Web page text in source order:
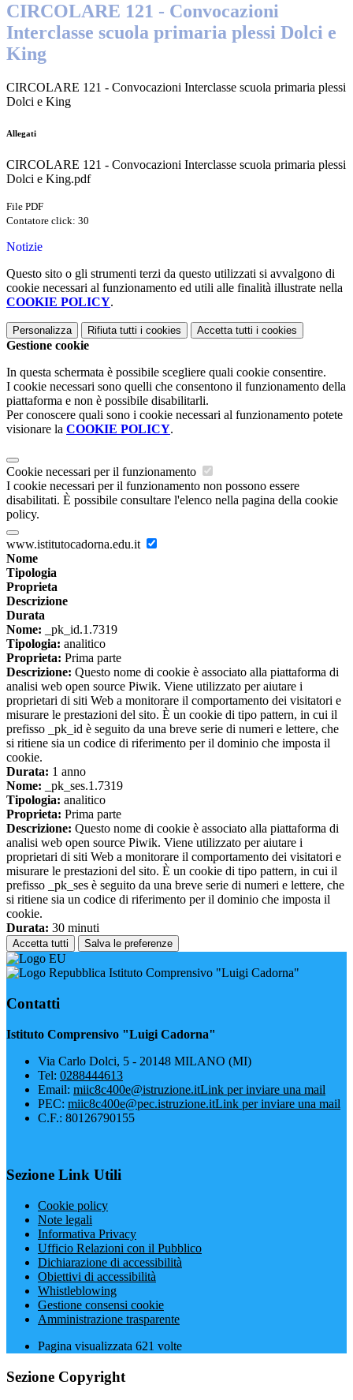
CIRCOLARE 121 - Convocazioni
Interclasse scuola primaria plessi Dolci e
King
CIRCOLARE 121 - Convocazioni Interclasse scuola primaria plessi
Dolci e King
Allegati
CIRCOLARE 121 - Convocazioni Interclasse scuola primaria plessi
Dolci e King.pdf
File PDF
Contatore click: 30
Notizie
Questo sito o gli strumenti terzi da questo utilizzati si avvalgono di
cookie necessari al funzionamento ed utili alle finalità illustrate nella
COOKIE POLICY.
Personalizza Rifiuta tutti i cookies Accetta tutti i cookies
Gestione cookie
In questa schermata è possibile scegliere quali cookie consentire.
I cookie necessari sono quelli che consentono il funzionamento della
piattaforma e non è possibile disabilitarli.
Per conoscere quali sono i cookie necessari al funzionamento potete
visionare la COOKIE POLICY.
Cookie necessari per il funzionamento
I cookie necessari per il funzionamento non possono essere
disabilitati. È possibile consultare l'elenco nella pagina della cookie
policy.
www.istitutocadorna.edu.it
Nome
Tipologia
Proprieta
Descrizione
Durata
Nome: _pk_id.1.7319
Tipologia: analitico
Proprieta: Prima parte
Descrizione: Questo nome di cookie è associato alla piattaforma di
analisi web open source Piwik. Viene utilizzato per aiutare i
proprietari di siti Web a monitorare il comportamento dei visitatori e
misurare le prestazioni del sito. È un cookie di tipo pattern, in cui il
prefisso _pk_id è seguito da una breve serie di numeri e lettere, che
si ritiene sia un codice di riferimento per il dominio che imposta il
cookie.
Durata: 1 anno
Nome: _pk_ses.1.7319
Tipologia: analitico
Proprieta: Prima parte
Descrizione: Questo nome di cookie è associato alla piattaforma di
analisi web open source Piwik. Viene utilizzato per aiutare i
proprietari di siti Web a monitorare il comportamento dei visitatori e
misurare le prestazioni del sito. È un cookie di tipo pattern, in cui il
prefisso _pk_ses è seguito da una breve serie di numeri e lettere, che
si ritiene sia un codice di riferimento per il dominio che imposta il
cookie.
Durata: 30 minuti
Accetta tutti Salva le preferenze
Istituto Comprensivo "Luigi Cadorna"
Contatti
Istituto Comprensivo "Luigi Cadorna"
Via Carlo Dolci, 5 - 20148 MILANO (MI)
Tel: 0288444613
Email: miic8c400e@istruzione.itLink per inviare una mail
PEC: miic8c400e@pec.istruzione.itLink per inviare una mail
C.F.: 80126790155
Sezione Link Utili
Cookie policy
Note legali
Informativa Privacy
Ufficio Relazioni con il Pubblico
Dichiarazione di accessibilità
Obiettivi di accessibilità
Whistleblowing
Gestione consensi cookie
Amministrazione trasparente
Pagina visualizzata 621 volte
Sezione Copyright